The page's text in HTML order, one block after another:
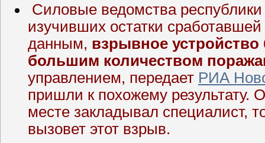
Силовые ведомства
изучивших остатки
данным, взрывное
большим количеством
управлением, передает РИА
пришли к похожему
месте закладывал специалист,
вызовет этот взрыв.